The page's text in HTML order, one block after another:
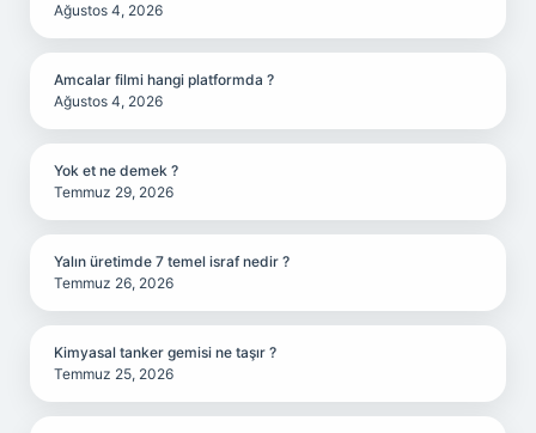
Ağustos 4, 2026
Amcalar filmi hangi platformda ?
Ağustos 4, 2026
Yok et ne demek ?
Temmuz 29, 2026
Yalın üretimde 7 temel israf nedir ?
Temmuz 26, 2026
Kimyasal tanker gemisi ne taşır ?
Temmuz 25, 2026